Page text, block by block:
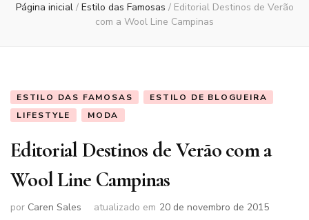
Página inicial / Estilo das Famosas / Editorial Destinos de Verão
com a Wool Line Campinas
ESTILO DAS FAMOSAS
ESTILO DE BLOGUEIRA
LIFESTYLE
MODA
Editorial Destinos de Verão com a
Wool Line Campinas
por Caren Sales atualizado em 20 de novembro de 2015